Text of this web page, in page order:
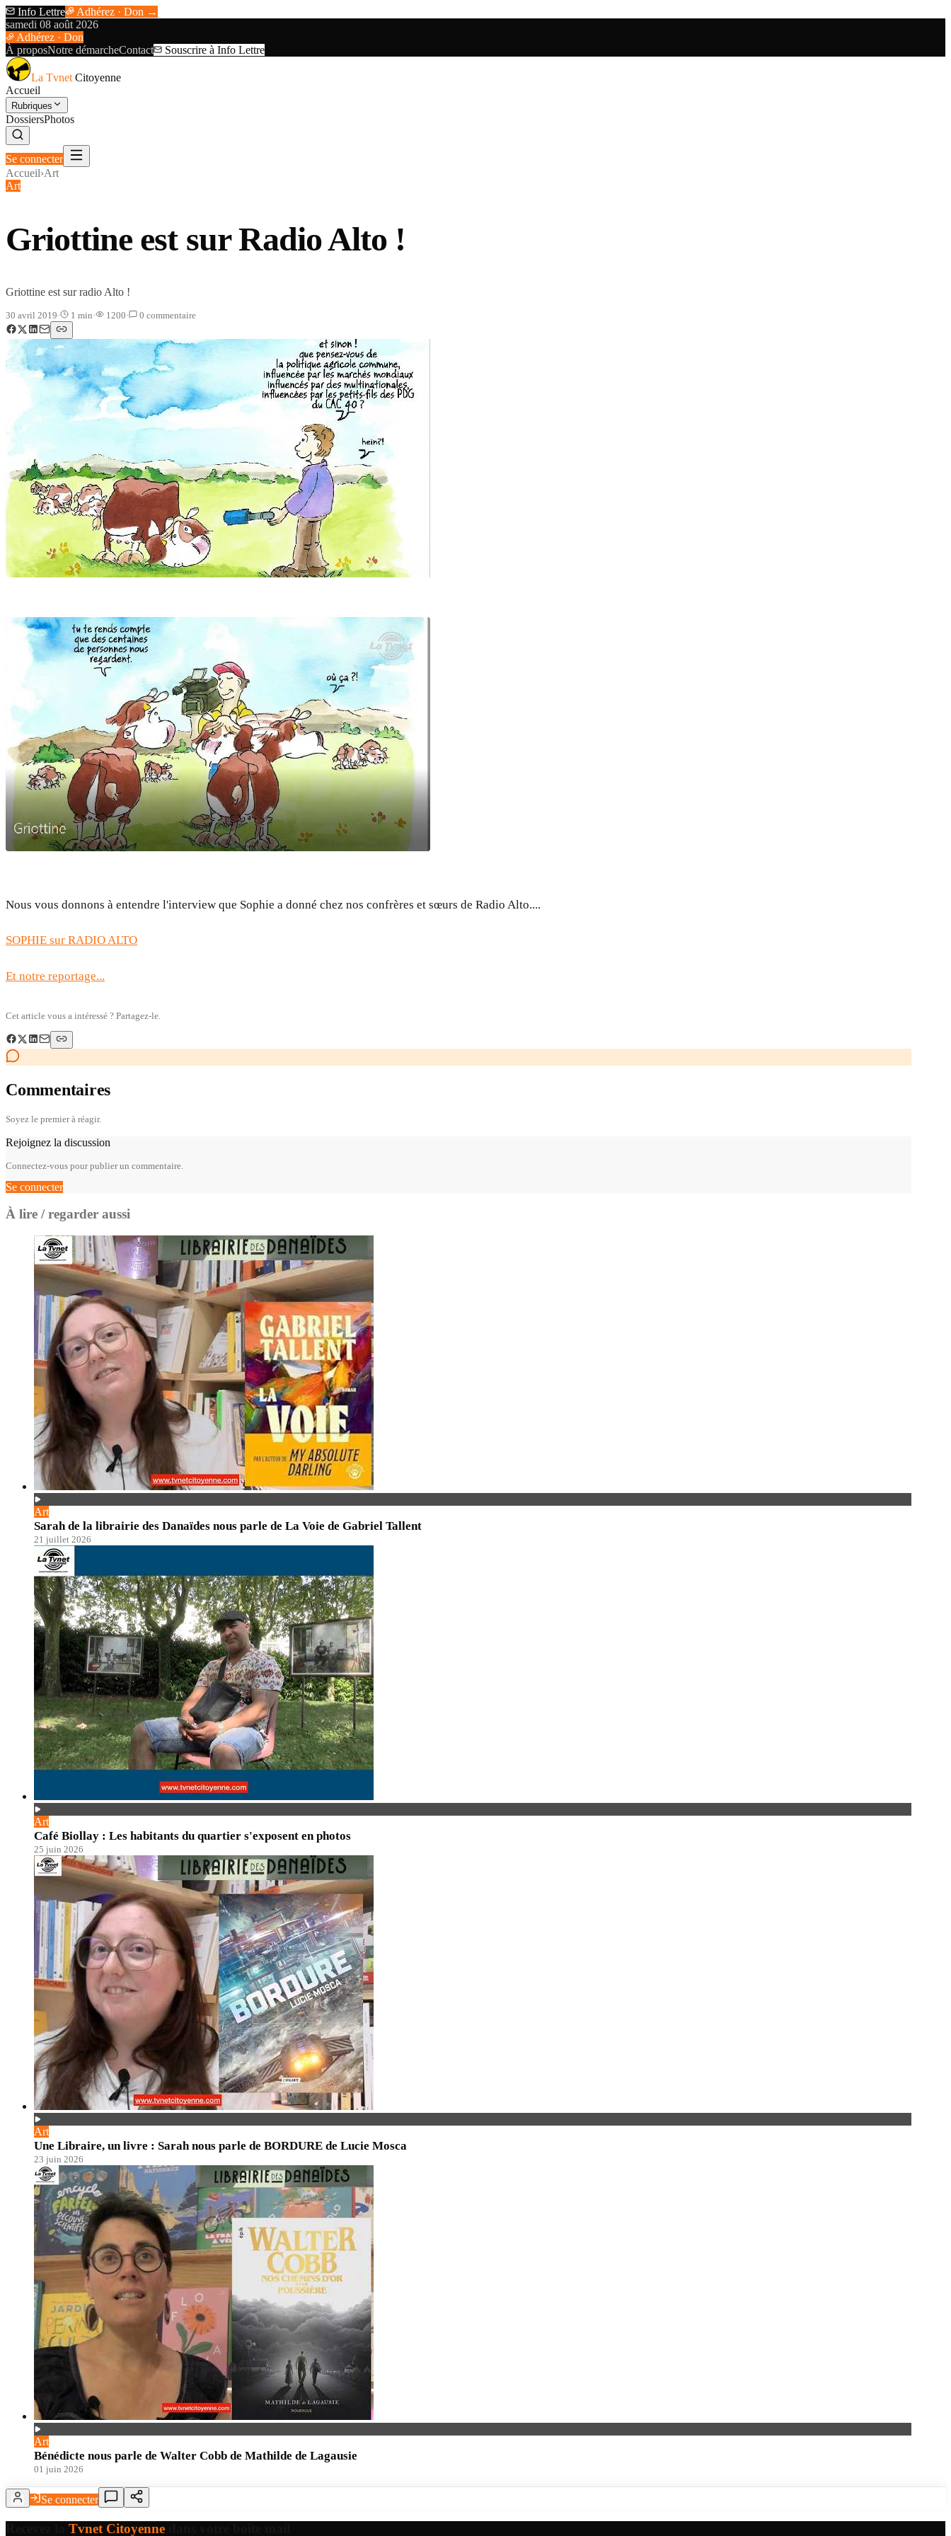
Info Lettre
Adhérez · Don →
samedi 08 août 2026
Adhérez · Don
À proposNotre démarcheContact Souscrire à Info Lettre
La Tvnet Citoyenne
Accueil
Rubriques
DossiersPhotos
Se connecter
Accueil›Art
Art
Griottine est sur Radio Alto !
Griottine est sur radio Alto !
30 avril 2019· 1 min· 1200· 0 commentaire
Nous vous donnons à entendre l'interview que Sophie a donné chez nos confrères et sœurs de Radio Alto....
SOPHIE sur RADIO ALTO
Et notre reportage...
Cet article vous a intéressé ? Partagez-le.
Commentaires
Soyez le premier à réagir.
Rejoignez la discussion
Connectez-vous pour publier un commentaire.
Se connecter
À lire / regarder aussi
Art
Sarah de la librairie des Danaïdes nous parle de La Voie de Gabriel Tallent
21 juillet 2026
Art
Café Biollay : Les habitants du quartier s'exposent en photos
25 juin 2026
Art
Une Libraire, un livre : Sarah nous parle de BORDURE de Lucie Mosca
23 juin 2026
Art
Bénédicte nous parle de Walter Cobb de Mathilde de Lagausie
01 juin 2026
Se connecter
Tvnet Citoyenne